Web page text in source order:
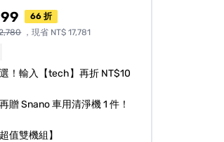
66 折
，現省 NT$ 17,781
！輸入【tech】再折 NT$10
贈 Snano 車用清淨機 1 件！
值雙機組】